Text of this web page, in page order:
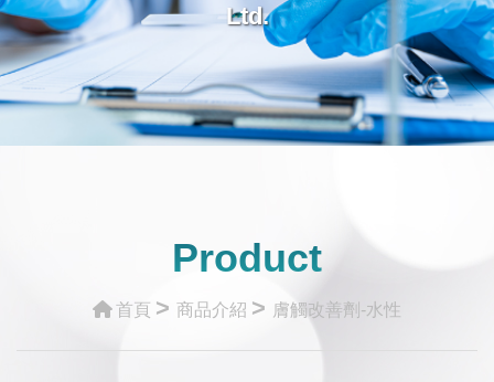
Ltd.
Product
首頁 > 商品介紹 > 膚觸改善劑-水性